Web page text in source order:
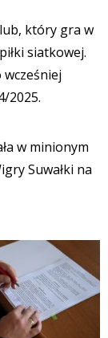
który gra w
siatkowej.
2025.
w minionym
Suwałki na